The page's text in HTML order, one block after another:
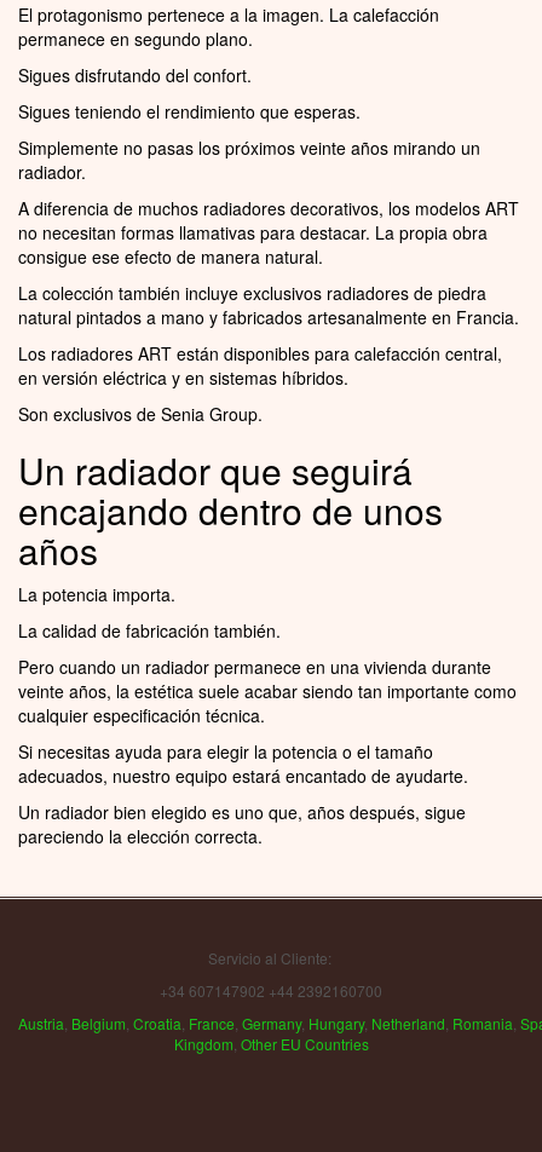
El protagonismo pertenece a la imagen. La calefacción
permanece en segundo plano.
Sigues disfrutando del confort.
Sigues teniendo el rendimiento que esperas.
Simplemente no pasas los próximos veinte años mirando un
radiador.
A diferencia de muchos radiadores decorativos, los modelos ART
no necesitan formas llamativas para destacar. La propia obra
consigue ese efecto de manera natural.
La colección también incluye exclusivos radiadores de piedra
natural pintados a mano y fabricados artesanalmente en Francia.
Los radiadores ART están disponibles para calefacción central,
en versión eléctrica y en sistemas híbridos.
Son exclusivos de Senia Group.
Un radiador que seguirá
encajando dentro de unos
años
La potencia importa.
La calidad de fabricación también.
Pero cuando un radiador permanece en una vivienda durante
veinte años, la estética suele acabar siendo tan importante como
cualquier especificación técnica.
Si necesitas ayuda para elegir la potencia o el tamaño
adecuados, nuestro equipo estará encantado de ayudarte.
Un radiador bien elegido es uno que, años después, sigue
pareciendo la elección correcta.
Servicio al Cliente:
+34 607147902 +44 2392160700
Austria Belgium Croatia France Germany, Hungary, Netherland Romania
Kingdom Other EU Countries